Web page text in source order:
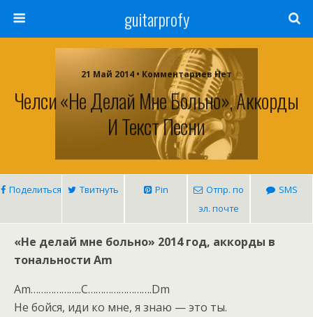
guitarprofy
21 Май 2014 • Комментариев Нет
Челси «Не Делай Мне Больно», Аккорды
И Текст Песни
Поделиться Твитнуть Pin
Отпр. по
эл. почте
SMS
«Не делай мне больно» 2014 год, аккорды в
тональности Am
Am………………..C…………………….Dm
Не бойся, иди ко мне, я знаю — это ты.